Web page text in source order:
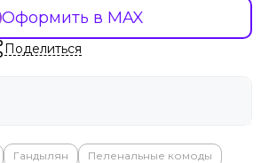
Оформить в MAX
Поделиться
Гандылян Пеленальные комоды